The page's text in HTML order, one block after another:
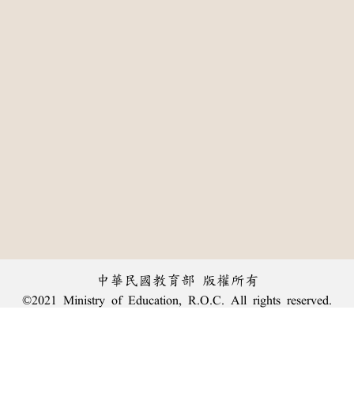
中華民國教育部 版權所有
©2021 Ministry of Education, R.O.C. All rights reserved.